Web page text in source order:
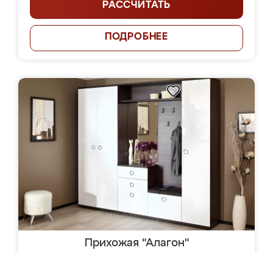
РАССЧИТАТЬ
ПОДРОБНЕЕ
Прихожая "Алагон"